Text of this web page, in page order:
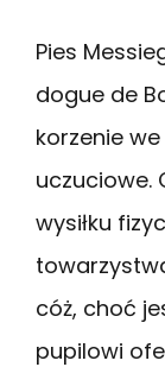
Pies
dogue de
korzenie
uczuciowe.
wysiłku
cóż, choć
pupilowi